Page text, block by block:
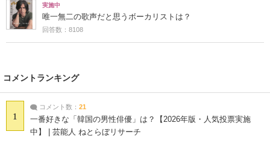
実施中
唯一無二の歌声だと思うボーカリストは？
回答数：8108
コメントランキング
1
コメント数： 21
一番好きな「韓国の男性俳優」は？【2026年版・人気投票実施
中】 | 芸能人 ねとらぼリサーチ